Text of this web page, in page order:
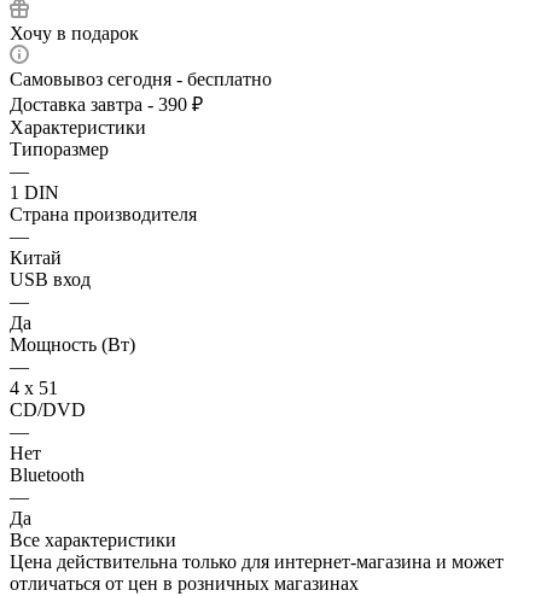
Хочу в подарок
Самовывоз сегодня - бесплатно
Доставка завтра - 390 ₽
Характеристики
Типоразмер
—
1 DIN
Страна производителя
—
Китай
USB вход
—
Да
Мощность (Вт)
—
4 х 51
CD/DVD
—
Нет
Bluetooth
—
Да
Все характеристики
Цена действительна только для интернет-магазина и может
отличаться от цен в розничных магазинах